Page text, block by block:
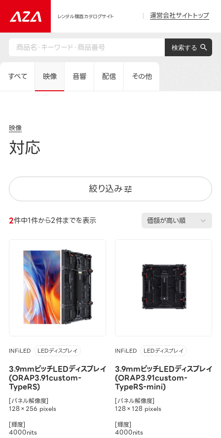
レンタル機器カタログサイト 運営会社サイトトップ
すべて 映像 音響 配信 その他
映像
対応
絞り込み
2件中1件から2件までを表示
INFiLED LEDディスプレイ
3.9mmピッチLEDディスプレイ
(ORAP3.91custom-
TypeRS)
[パネル解像度]
128×256 pixels
[輝度]
4000nits
INFiLED LEDディスプレイ
3.9mmピッチLEDディスプレイ
(ORAP3.91custom-
TypeRS-mini)
[パネル解像度]
128×128 pixels
[輝度]
4000nits